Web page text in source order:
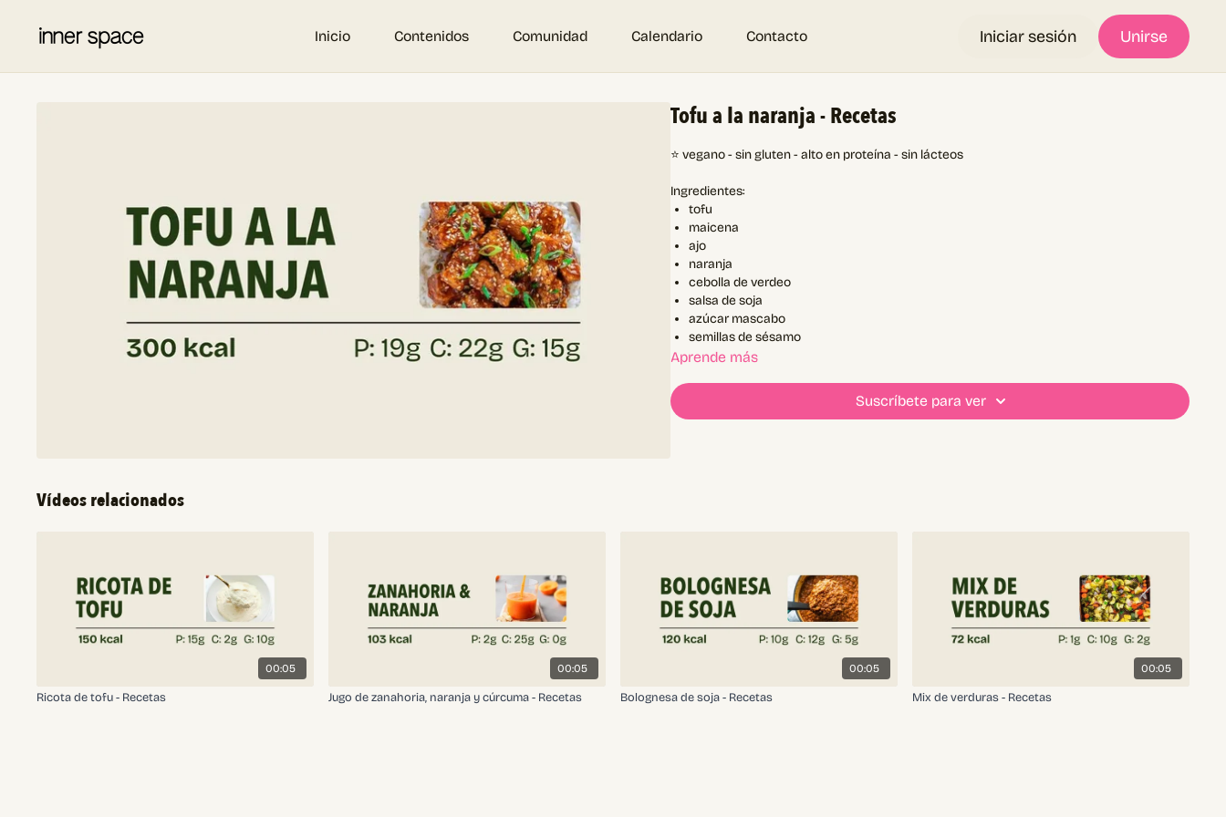
Inicio Contenidos Comunidad Calendario Contacto Iniciar sesión Unirse
Tofu a la naranja - Recetas
⭐ vegano - sin gluten - alto en proteína - sin lácteos
Ingredientes:
tofu
maicena
ajo
naranja
cebolla de verdeo
salsa de soja
azúcar mascabo
semillas de sésamo
opcional: salsa picante, jengibre fresco rallado
Aprende más
Suscríbete para ver
Vídeos relacionados
00:05
Ricota de tofu - Recetas
00:05
Jugo de zanahoria, naranja y cúrcuma - Recetas
00:05
Bolognesa de soja - Recetas
00:05
Mix de verduras - Recetas